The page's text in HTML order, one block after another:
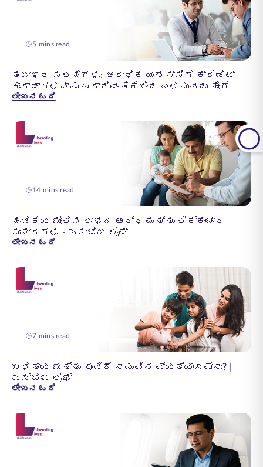
5 mins read
ತಜ್ಞರ ಸಲಹೆಗಳು: ಆರ್ಥಿಕ ಯಶಸ್ಸಿಗೆ ಕ್ರೆಡಿಟ್
ಕಾರ್ಡ್‌ಗಳನ್ನು ಬುದ್ಧಿವಂತಿಕೆಯಿಂದ ಬಳಸುವುದು ಹೇಗೆ
ಲೇಖನ ಓದಿ
14 mins read
ಹೂಡಿಕೆಯ ಮೇಲಿನ ಲಾಭದ ಅರ್ಥ ಮತ್ತು ಲೆಕ್ಕಾಚಾರ
ಸೂತ್ರಗಳು - ಎಸ್‌ಬಿಐ ಲೈಫ್
ಲೇಖನ ಓದಿ
7 mins read
ಉಳಿತಾಯ ಮತ್ತು ಹೂಡಿಕೆ ನಡುವಿನ ವ್ಯತ್ಯಾಸವೇನು? |
ಎಸ್‌ಬಿಐ ಲೈಫ್
ಲೇಖನ ಓದಿ